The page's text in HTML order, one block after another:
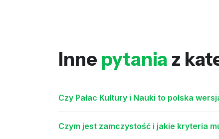
Inne pytania z
Czy Pałac Kultury i Nauki to polska
Czym jest zamczystość i jakie kryteria